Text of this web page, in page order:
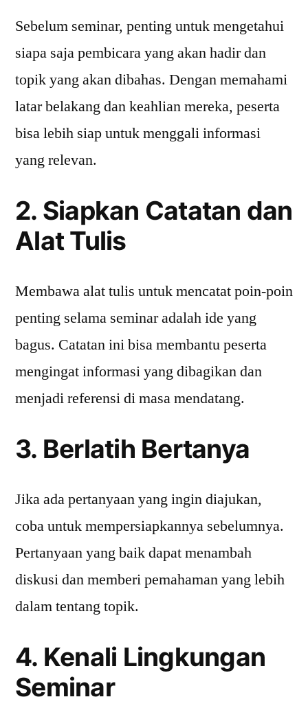
Sebelum seminar, penting untuk mengetahui
siapa saja pembicara yang akan hadir dan
topik yang akan dibahas. Dengan memahami
latar belakang dan keahlian mereka, peserta
bisa lebih siap untuk menggali informasi
yang relevan.
2. Siapkan Catatan dan
Alat Tulis
Membawa alat tulis untuk mencatat poin-poin
penting selama seminar adalah ide yang
bagus. Catatan ini bisa membantu peserta
mengingat informasi yang dibagikan dan
menjadi referensi di masa mendatang.
3. Berlatih Bertanya
Jika ada pertanyaan yang ingin diajukan,
coba untuk mempersiapkannya sebelumnya.
Pertanyaan yang baik dapat menambah
diskusi dan memberi pemahaman yang lebih
dalam tentang topik.
4. Kenali Lingkungan
Seminar